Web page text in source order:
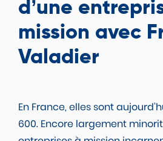
d’une
mission avec
Valadier
En France, elles sont
600. Encore largement